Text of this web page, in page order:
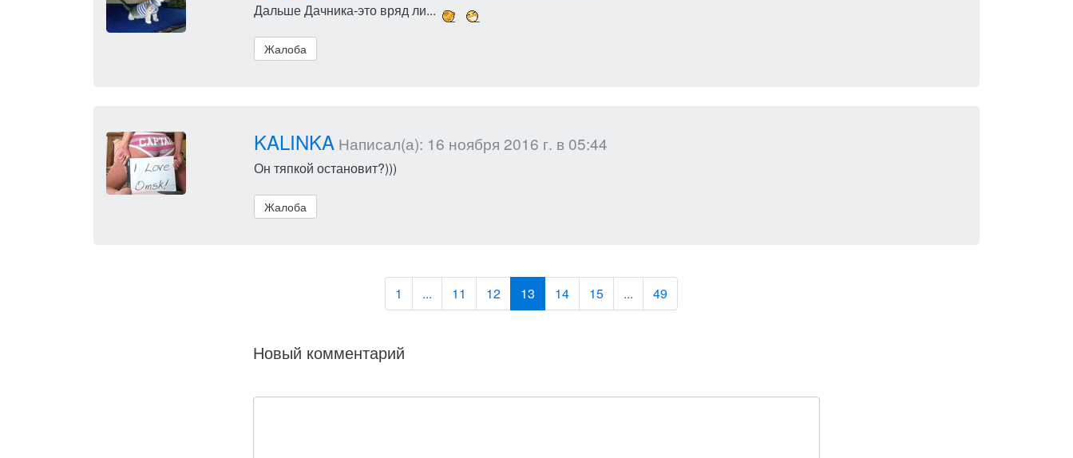
Дальше Дачника-это вряд ли...
Жалоба
KALINKAНаписал(а): 16 ноября 2016 г. в 05:44
Он тяпкой остановит?)))
Жалоба
1 ... 11 12 13 14 15 ... 49
Новый комментарий